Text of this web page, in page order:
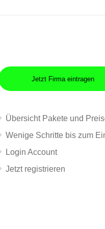
Jetzt Firma eintragen
Übersicht Pakete und
Wenige Schritte bis zum
Login Account
Jetzt registrieren